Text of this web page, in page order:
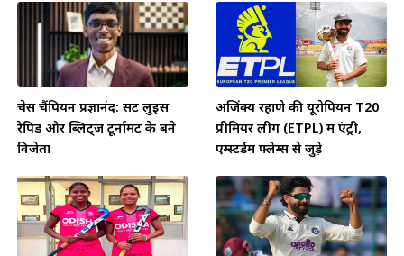
चेस चैंपियन प्रज्ञानंद: सेंट लुइस
रैपिड और ब्लिट्ज़ टूर्नामेंट के बने
विजेता
अजिंक्य रहाणे की यूरोपियन T20
प्रीमियर लीग (ETPL) में एंट्री,
एम्स्टर्डम फ्लेम्स से जुड़े